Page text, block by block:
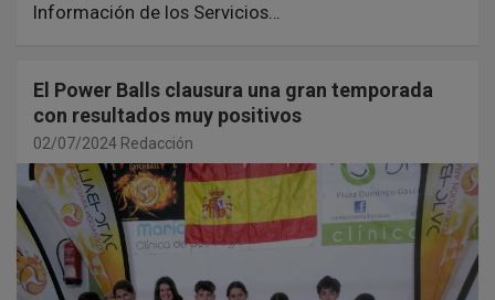
Información de los Servicios…
El Power Balls clausura una gran temporada
con resultados muy positivos
02/07/2024 Redacción